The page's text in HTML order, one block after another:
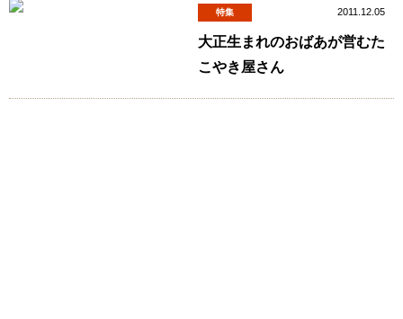
特集 2011.12.05
大正生まれのおばあが営むた
こやき屋さん